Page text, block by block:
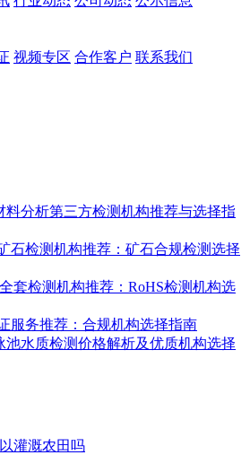
视频专区 合作客户 联系我们
料分析第三方检测机构推荐与选择指
石检测机构推荐：矿石合规检测选择
套检测机构推荐：RoHS检测机构选
服务推荐：合规机构选择指南
池水质检测价格解析及优质机构选择
灌溉农田吗